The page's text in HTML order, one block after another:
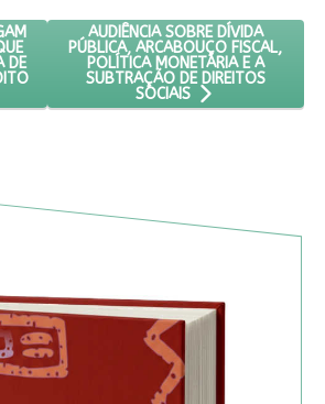
MULHERES PAGAM MAIS JUROS DO QUE
DE
PRÓXIMO ARTIGO: AUDIÊNCIA
AUDIÊNCIA SOBRE DÍVIDA
PÚBLICA, ARCABOUÇO FISCAL,
POLÍTICA MONETÁRIA E A
SUBTRAÇÃO DE DIREITOS
SOCIAIS